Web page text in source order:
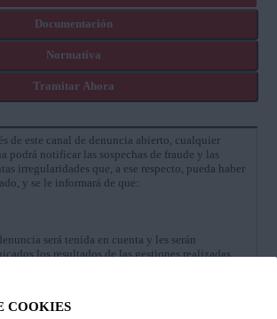
COOKIES
Documentación
Normativa
Tramitar Ahora
de este canal de denuncia abierto, cualquier
podrá notificar las sospechas de fraude y las
irregularidades que, a ese respecto, pueda haber
y se le informará de que:
será tenida en cuenta y les serán
los resultados de las gestiones realizadas.
la confidencialidad y la protección de datos